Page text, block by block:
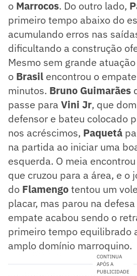
o Marrocos. Do outro lado,
primeiro tempo abaixo do
acumulando erros nas
dificultando a construção
Mesmo sem grande
o Brasil encontrou o
minutos. Bruno Guimarães
passe para Vini Jr, que
defensor e bateu colocado
nos acréscimos, Paquetá
na partida ao iniciar uma
esquerda. O meia encontrou
que cruzou para a área, e o
do Flamengotentou um
placar, mas parou na
empate acabou sendo o
primeiro tempo equilibrado
amplo domínio marroquino.
CONTINUA
APÓS A
PUBLICIDADE